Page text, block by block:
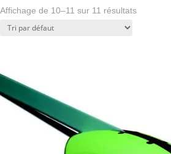
Affichage de 10–11 sur 11 résultats